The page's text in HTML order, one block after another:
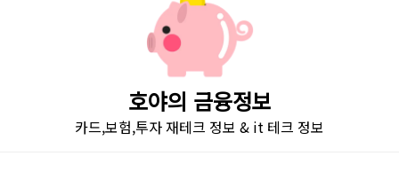
호야의 금융정보
카드,보험,투자 재테크 정보 & it 테크 정보